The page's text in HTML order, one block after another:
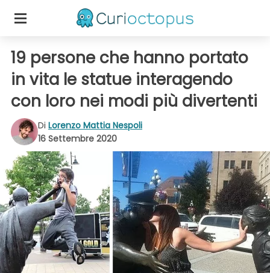
19 persone che hanno portato
in vita le statue interagendo
con loro nei modi più divertenti
Di Lorenzo Mattia Nespoli
16 Settembre 2020